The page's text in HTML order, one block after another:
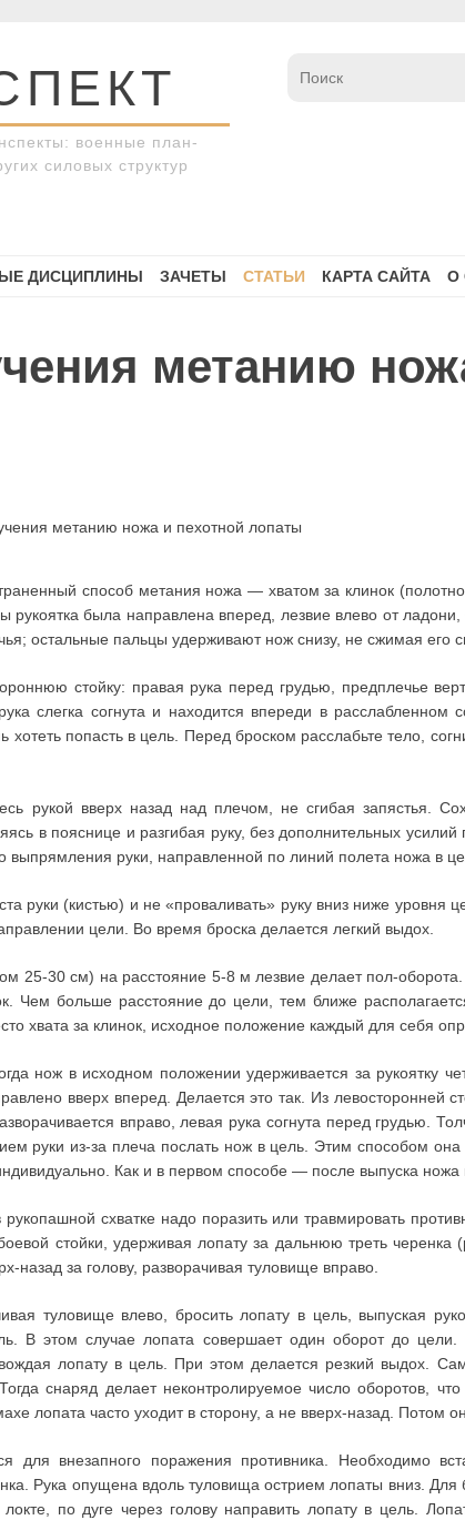
военные план-
силовых структур
ДИСЦИПЛИНЫ ЗАЧЕТЫ СТАТЬИ КАРТА САЙТА О
метанию
метанию ножа и пехотной лопаты
способ метания ножа — хватом за клинок
рукоятка была направлена вперед, лезвие влево от
остальные пальцы удерживают нож снизу, не сжимая его
стойку: правая рука перед грудью, предплечье
слегка согнута и находится впереди в расслабленном
хотеть попасть в цель. Перед броском расслабьте тело,
рукой вверх назад над плечом, не сгибая запястья.
в пояснице и разгибая руку, без дополнительных усилий
выпрямления руки, направленной по линий полета ножа в
руки (кистью) и не «проваливать» руку вниз ниже уровня
цели. Во время броска делается легкий выдох.
25-30 см) на расстояние 5-8 м лезвие делает пол-
Чем больше расстояние до цели, тем ближе
хвата за клинок, исходное положение каждый для себя
нож в исходном положении удерживается за рукоятку
вверх вперед. Делается это так. Из левосторонней
вправо, левая рука согнута перед грудью.
руки из-за плеча послать нож в цель. Этим способом
Как и в первом способе — после выпуска ножа
схватке надо поразить или травмировать
стойки, удерживая лопату за дальнюю треть черенка
назад за голову, разворачивая туловище вправо.
туловище влево, бросить лопату в цель, выпуская
В этом случае лопата совершает один оборот до цели.
лопату в цель. При этом делается резкий выдох.
снаряд делает неконтролируемое число оборотов, что
лопата часто уходит в сторону, а не вверх-назад. Потом
для внезапного поражения противника. Необходимо
Рука опущена вдоль туловища острием лопаты вниз. Для
по дуге через голову направить лопату в цель.